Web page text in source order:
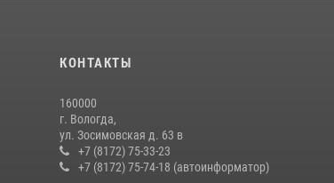
КОНТАКТЫ
160000
г. Вологда,
ул. Зосимовская д. 63 в
+7 (8172) 75-33-23
+7 (8172) 75-74-18 (автоинформатор)